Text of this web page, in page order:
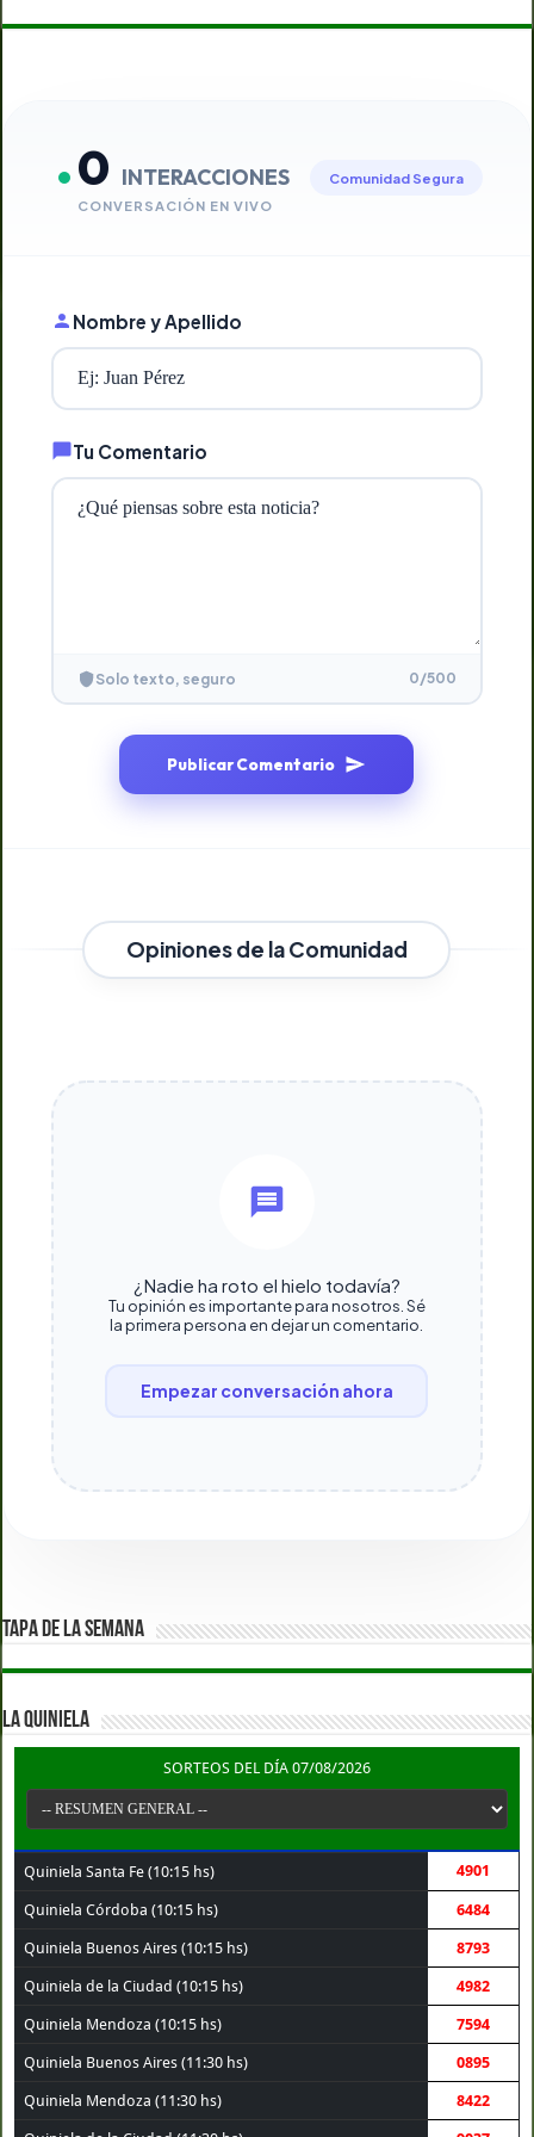
0 INTERACCIONES
CONVERSACIÓN EN VIVO
Comunidad Segura
Nombre y Apellido
Tu Comentario
Solo texto, seguro 0/500
Publicar Comentario
Opiniones de la Comunidad
¿Nadie ha roto el hielo todavía?
Tu opinión es importante para nosotros. Sé
la primera persona en dejar un comentario.
Empezar conversación ahora
TAPA DE LA SEMANA
LA QUINIELA
SORTEOS DEL DÍA 07/08/2026
Quiniela Santa Fe (10:15 hs) 4901
Quiniela Córdoba (10:15 hs) 6484
Quiniela Buenos Aires (10:15 hs) 8793
Quiniela de la Ciudad (10:15 hs) 4982
Quiniela Mendoza (10:15 hs) 7594
Quiniela Buenos Aires (11:30 hs) 0895
Quiniela Mendoza (11:30 hs) 8422